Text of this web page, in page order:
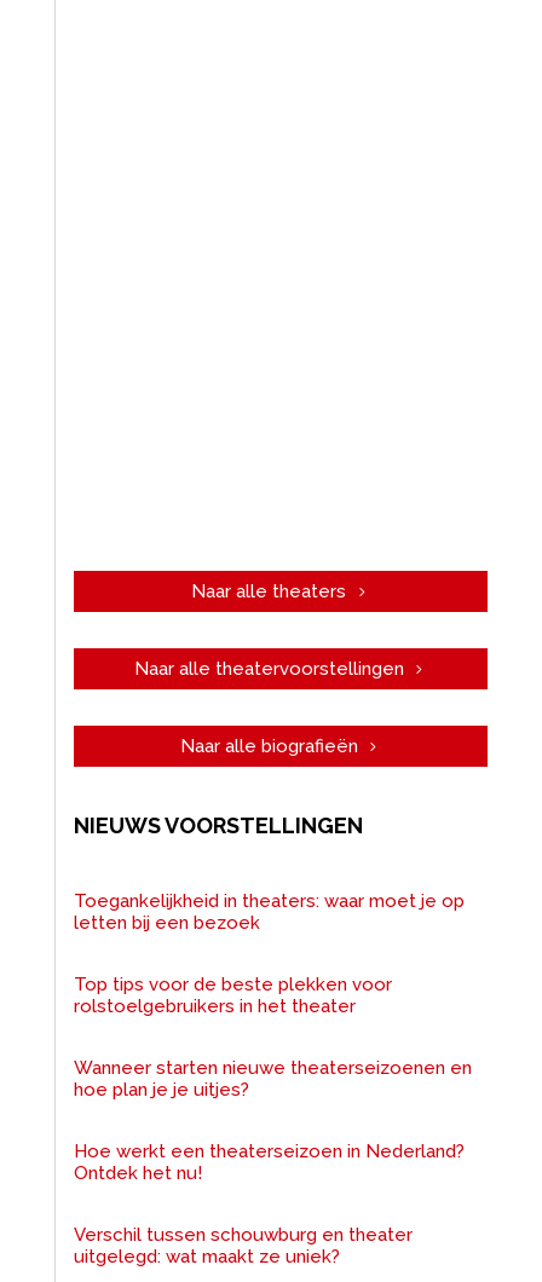
Naar alle theaters
Naar alle theatervoorstellingen
Naar alle biografieën
NIEUWS VOORSTELLINGEN
Toegankelijkheid in theaters: waar moet je op
letten bij een bezoek
Top tips voor de beste plekken voor
rolstoelgebruikers in het theater
Wanneer starten nieuwe theaterseizoenen en
hoe plan je je uitjes?
Hoe werkt een theaterseizoen in Nederland?
Ontdek het nu!
Verschil tussen schouwburg en theater
uitgelegd: wat maakt ze uniek?